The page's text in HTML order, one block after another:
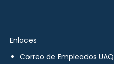
Enlaces
Correo de Empleados UAQ